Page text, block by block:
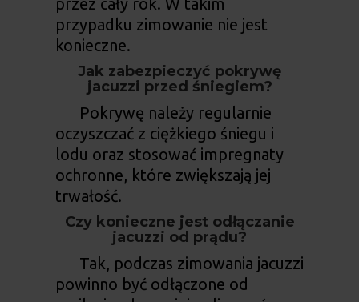
przez cały rok. W takim
przypadku zimowanie nie jest
konieczne.
Jak zabezpieczyć pokrywę
jacuzzi przed śniegiem?
Pokrywę należy regularnie
oczyszczać z ciężkiego śniegu i
lodu oraz stosować impregnaty
ochronne, które zwiększają jej
trwałość.
Czy konieczne jest odłączanie
jacuzzi od prądu?
Tak, podczas zimowania jacuzzi
powinno być odłączone od